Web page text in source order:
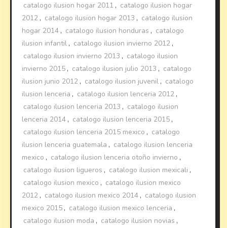
catalogo ilusion hogar 2011 , catalogo ilusion hogar
2012 , catalogo ilusion hogar 2013 , catalogo ilusion
hogar 2014 , catalogo ilusion honduras , catalogo
ilusion infantil , catalogo ilusion invierno 2012 ,
catalogo ilusion invierno 2013 , catalogo ilusion
invierno 2015 , catalogo ilusion julio 2013 , catalogo
ilusion junio 2012 , catalogo ilusion juvenil , catalogo
ilusion lenceria , catalogo ilusion lenceria 2012 ,
catalogo ilusion lenceria 2013 , catalogo ilusion
lenceria 2014 , catalogo ilusion lenceria 2015 ,
catalogo ilusion lenceria 2015 mexico , catalogo
ilusion lenceria guatemala , catalogo ilusion lenceria
mexico , catalogo ilusion lenceria otoño invierno ,
catalogo ilusion ligueros , catalogo ilusion mexicali ,
catalogo ilusion mexico , catalogo ilusion mexico
2012 , catalogo ilusion mexico 2014 , catalogo ilusion
mexico 2015 , catalogo ilusion mexico lenceria ,
catalogo ilusion moda , catalogo ilusion novias ,